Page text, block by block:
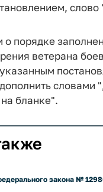
слово
о порядке
ветерана
словами
бланке".
закона №